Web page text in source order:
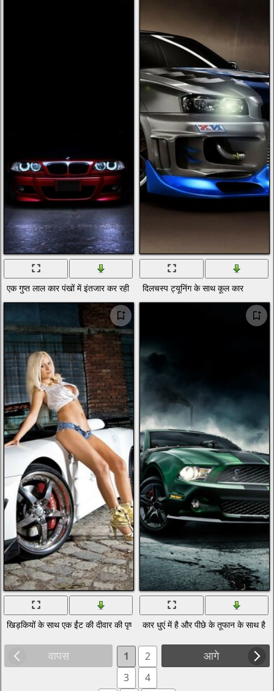
एक गुप्त लाल कार पंखों में इंतजार कर रही है दिलचस्प ट्यूनिंग के साथ कूल कार
खिड़कियों के साथ एक ईंट की दीवार की पृष्ठभूमि पर एक लड़की के साथ एक कार का फोटो
कार धुएं में है और पीछे के तूफान के साथ है
वापस आगे
1
2
3
4